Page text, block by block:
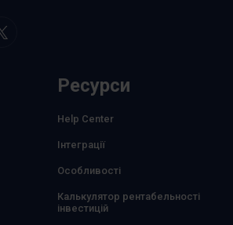
Ресурси
Help Center
Інтеграції
Особливості
Калькулятор рентабельності
інвестицій